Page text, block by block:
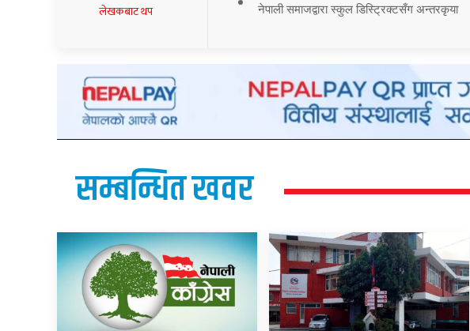
लेखकबाट थप नेपाली समाजद्वारा स्कुल डिस्ट्रिक्टसँग अन्तरकृया
सम्बन्धित खवर